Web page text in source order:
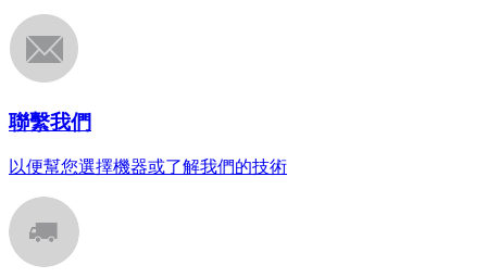
聯繫我們
以便幫您選擇機器或了解我們的技術